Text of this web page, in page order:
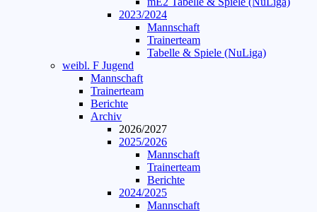
2023/2024
Mannschaft
Trainerteam
Tabelle & Spiele (NuLiga)
weibl. F Jugend
Mannschaft
Trainerteam
Berichte
Archiv
2026/2027
2025/2026
Mannschaft
Trainerteam
Berichte
2024/2025
Mannschaft